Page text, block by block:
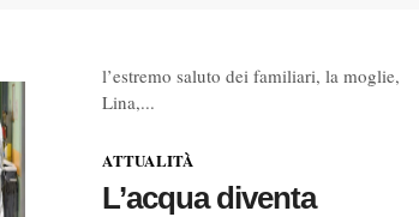
l’estremo saluto dei familiari, la moglie,
Lina,...
ATTUALITÀ
L’acqua diventa